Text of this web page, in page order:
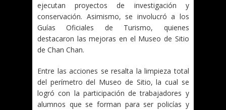
ejecutan proyectos de investigación y
conservación. Asimismo, se involucró a los
Guías Oficiales de Turismo, quienes
destacaron las mejoras en el Museo de Sitio
de Chan Chan.
Entre las acciones se resalta la limpieza total
del perímetro del Museo de Sitio, la cual se
logró con la participación de trabajadores y
alumnos que se forman para ser policías y